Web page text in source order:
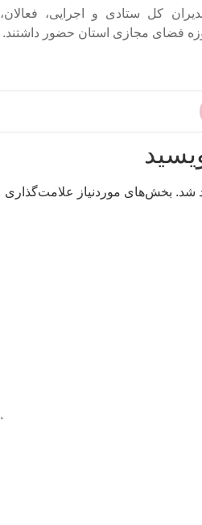
کل ستادی و اجرایی، فعالان،
فضای مجازی استان حضور داشتند.​
شد. بخش‌های موردنیاز علامت‌گذاری